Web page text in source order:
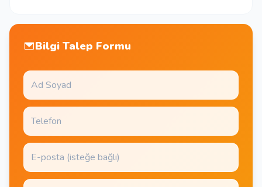
Bilgi Talep Formu